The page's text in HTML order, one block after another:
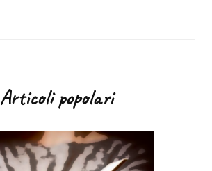
Articoli popolari